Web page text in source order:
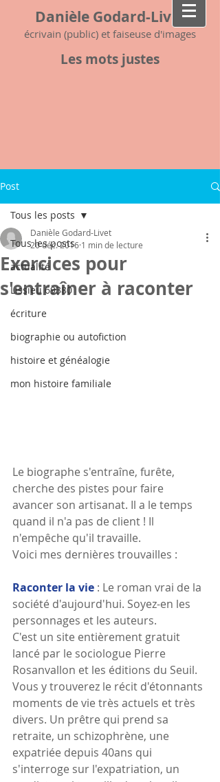
Danièle Godard-Livet
écrivain (public) et faiseuse d'images
Les mots justes
Post
Tous les posts
actualité
Lissieu 69380
écriture
biographie ou autofiction
histoire et généalogie
mon histoire familiale
Tous les posts
Exercices pour
s'entraîner à raconter
Danièle Godard-Livet
20 déc. 2016 1 min de lecture
Le biographe s'entraîne, furête,
cherche des pistes pour faire
avancer son artisanat. Il a le temps
quand il n'a pas de client ! Il
n'empêche qu'il travaille.
Voici mes dernières trouvailles :
Raconter la vie : Le roman vrai de la
société d'aujourd'hui. Soyez-en les
personnages et les auteurs.
C'est un site entièrement gratuit
lancé par le sociologue Pierre
Rosanvallon et les éditions du Seuil.
Vous y trouverez le récit d'étonnants
moments de vie très actuels et très
divers. Un prêtre qui prend sa
retraite, un schizophrène, une
expatriée depuis 40ans qui
s'interroge sur l'expatriation, un